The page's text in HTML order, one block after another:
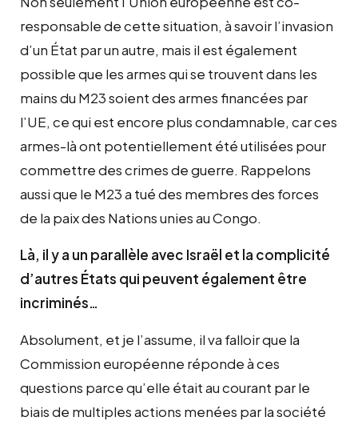
responsable de cette situation, à savoir l’invasion
d’un État par un autre, mais il est également
possible que les armes qui se trouvent dans les
mains du M23 soient des armes financées par
l’UE, ce qui est encore plus condamnable, car ces
armes-là ont potentiellement été utilisées pour
commettre des crimes de guerre. Rappelons
aussi que le M23 a tué des membres des forces
de la paix des Nations unies au Congo.
Là, il y a un parallèle avec Israël et la complicité
d’autres États qui peuvent également être
incriminés…
Absolument, et je l’assume, il va falloir que la
Commission européenne réponde à ces
questions parce qu’elle était au courant par le
biais de multiples actions menées par la société